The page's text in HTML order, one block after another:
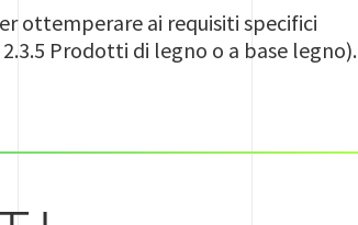
ottemperare ai requisiti specifici
Prodotti di legno o a base legno).